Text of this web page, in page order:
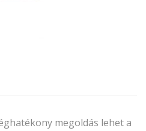
megoldás lehet a